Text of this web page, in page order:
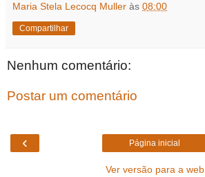
Maria Stela Lecocq Muller às 08:00
Compartilhar
Nenhum comentário:
Postar um comentário
‹ Página inicial
Ver versão para a web